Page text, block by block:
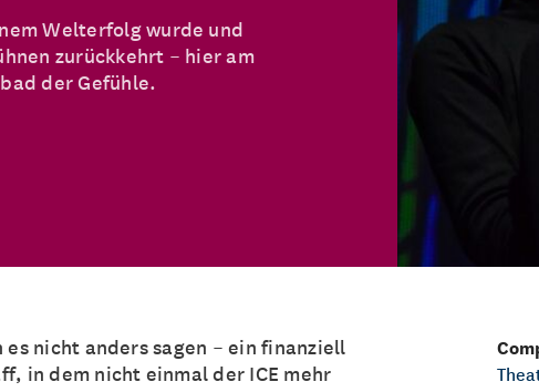
Welterfolg wurde und
zurückkehrt – hier am
der Gefühle.
nicht anders sagen – ein finanziell
in dem nicht einmal der ICE mehr